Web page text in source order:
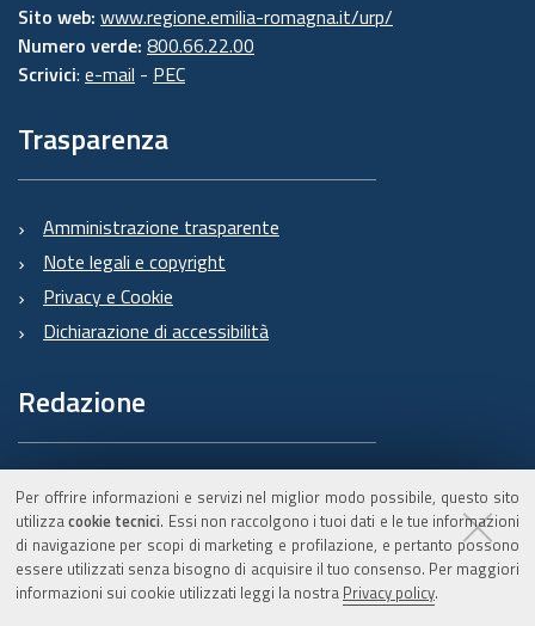
Per offrire informazioni e servizi nel miglior modo possibile, questo sito
utilizzacookie tecnici. Essi non raccolgono i tuoi dati e le tue informazioni
di navigazione per scopi di marketing e profilazione, e pertanto possono
essere utilizzati senza bisogno di acquisire il tuo consenso. Per maggiori
informazioni sui cookie utilizzati leggi la nostra Privacy policy.
Sito web: www.regione.emilia-romagna.it/urp/
Numero verde: 800.66.22.00
Scrivici: e-mail - PEC
Trasparenza
Amministrazione trasparente
Note legali e copyright
Privacy e Cookie
Dichiarazione di accessibilità
Redazione
Informazioni sul Burert
e contatti